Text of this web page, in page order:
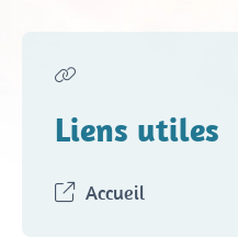
Liens utiles
Accueil